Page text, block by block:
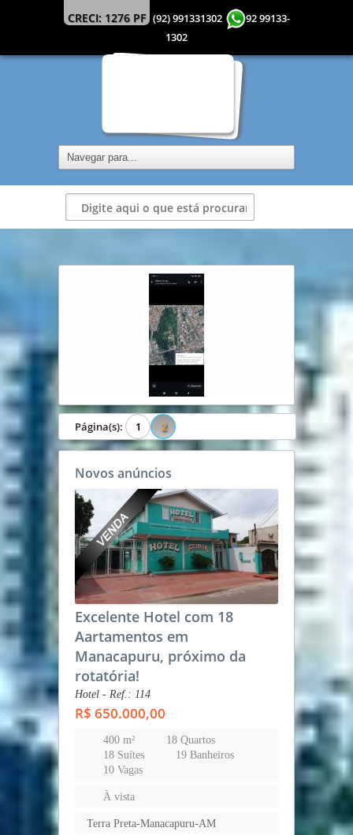
CRECI: 1276 PF (92) 991331302
92 99133-
1302
Página(s): 1 2
Novos anúncios
Excelente Hotel com 18
Aartamentos em
Manacapuru, próximo da
rotatória!
Hotel - Ref.: 114
R$ 650.000,00
400 m²
18 Quartos
18 Suítes
19 Banheiros
10 Vagas
À vista
Terra Preta-Manacapuru-AM